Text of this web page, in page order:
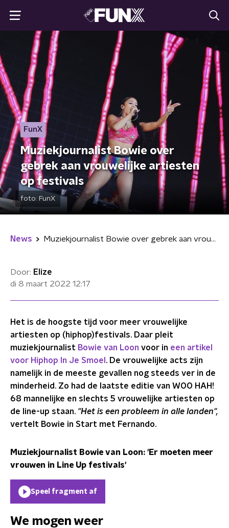
FunX
Muziekjournalist Bowie over
gebrek aan vrouwelijke artiesten
op festivals
foto: FunX
News Muziekjournalist Bowie over gebrek aan vrouwelijke artiesten op festivals
Door: Elize
di 8 maart 2022 12:17
Het is de hoogste tijd voor meer vrouwelijke
artiesten op (hiphop)festivals. Daar pleit
muziekjournalist Bowie van Loon voor in een artikel
voor Hiphop In Je Smoel . De vrouwelijke acts zijn
namelijk in de meeste gevallen nog steeds ver in de
minderheid. Zo had de laatste editie van WOO HAH!
68 mannelijke en slechts 5 vrouwelijke artiesten op
de line-up staan. "Het is een probleem in alle landen",
vertelt Bowie in Start met Fernando.
Muziekjournalist Bowie van Loon: 'Er moeten meer
vrouwen in Line Up festivals'
Speel fragment af
We mogen weer